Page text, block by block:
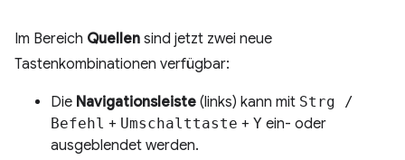
Im Bereich Quellen sind jetzt zwei neue
Tastenkombinationen verfügbar:
Die Navigationsleiste (links) kann mit Strg /
Befehl + Umschalttaste + Y ein- oder
ausgeblendet werden.